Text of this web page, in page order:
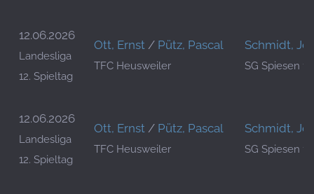
12.06.2026
Landesliga
12. Spieltag
Ott, Ernst / Pütz, Pascal
TFC Heusweiler
Schmidt,
SG Spiesen 1
12.06.2026
Landesliga
12. Spieltag
Ott, Ernst / Pütz, Pascal
TFC Heusweiler
Schmidt,
SG Spiesen 1